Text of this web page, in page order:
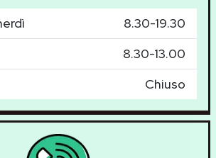
8.30-19.30
8.30-13.00
Chiuso